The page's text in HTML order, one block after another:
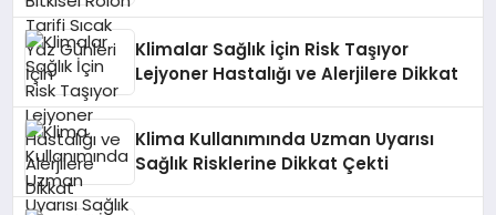
Klimalar Sağlık İçin Risk Taşıyor
Lejyoner Hastalığı ve Alerjilere Dikkat
Klima Kullanımında Uzman Uyarısı
Sağlık Risklerine Dikkat Çekti